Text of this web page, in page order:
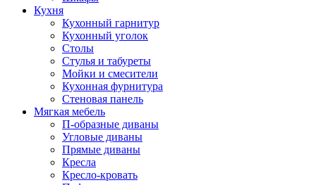
Кухня
Кухонный гарнитур
Кухонный уголок
Столы
Стулья и табуреты
Мойки и смесители
Кухонная фурнитура
Стеновая панель
Мягкая мебель
П-образные диваны
Угловые диваны
Прямые диваны
Кресла
Кресло-кровать